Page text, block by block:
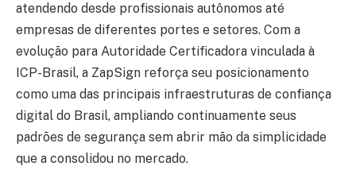
atendendo desde profissionais autônomos até
empresas de diferentes portes e setores. Com a
evolução para Autoridade Certificadora vinculada à
ICP-Brasil, a ZapSign reforça seu posicionamento
como uma das principais infraestruturas de confiança
digital do Brasil, ampliando continuamente seus
padrões de segurança sem abrir mão da simplicidade
que a consolidou no mercado.